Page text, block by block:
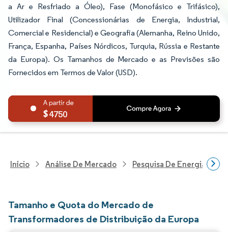
a Ar e Resfriado a Óleo), Fase (Monofásico e Trifásico),
Utilizador Final (Concessionárias de Energia, Industrial,
Comercial e Residencial) e Geografia (Alemanha, Reino Unido,
França, Espanha, Países Nórdicos, Turquia, Rússia e Restante
da Europa). Os Tamanhos de Mercado e as Previsões são
Fornecidos em Termos de Valor (USD).
4750
Início Análise De Mercado Pesquisa De Energia E
Tamanho e Quota do Mercado de
Transformadores de Distribuição da Europa